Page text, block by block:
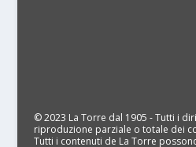
© 2023 La Torre dal 1905 - Tutti i
riproduzione parziale o totale dei
Tutti i contenuti de La Torre